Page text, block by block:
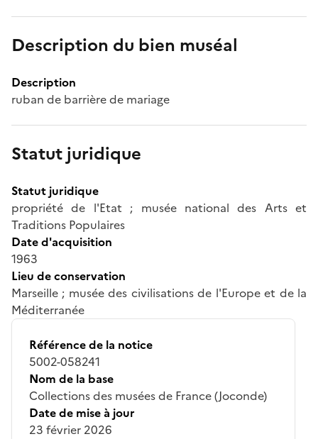
Description du bien muséal
Description
ruban de barrière de mariage
Statut juridique
Statut juridique
propriété de l'Etat ; musée national des Arts et
Traditions Populaires
Date d'acquisition
1963
Lieu de conservation
Marseille ; musée des civilisations de l'Europe et de la
Méditerranée
Référence de la notice
5002-058241
Nom de la base
Collections des musées de France (Joconde)
Date de mise à jour
23 février 2026